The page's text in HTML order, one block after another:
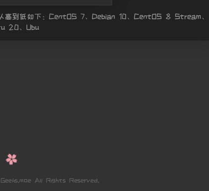
高到低如下：CentOS 7、Debian 10、CentOS 8 Stream、
20、Ubu
All Rights Reserved.